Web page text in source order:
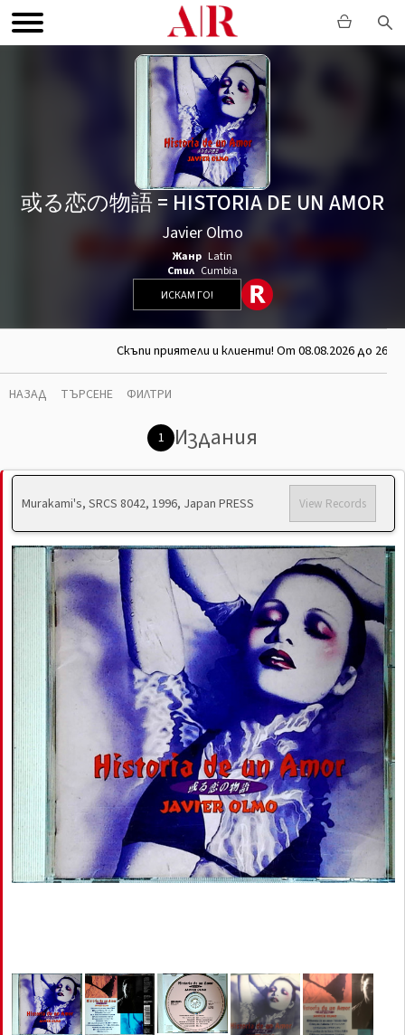
或る恋の物語 = HISTORIA DE UN AMOR
Javier Olmo
Жанр Latin
Стил Cumbia
ИСКАМ ГО!
Скъпи приятели и клиенти! От 08.08.2026 до
НАЗАД ТЪРСЕНЕ ФИЛТРИ
1 Издания
Murakami's, SRCS 8042, 1996, Japan PRESS View Records